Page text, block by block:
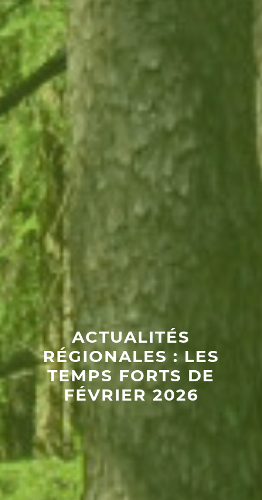
ACTUALITÉS
RÉGIONALES : LES
TEMPS FORTS DE
FÉVRIER 2026